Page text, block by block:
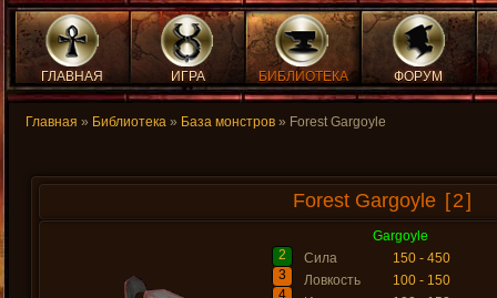
ГЛАВНАЯ ИГРА БИБЛИОТЕКА ФОРУМ
Главная » Библиотека » База монстров » Forest Gargoyle
Forest Gargoyle [2]
2
3
4
Gargoyle
Сила
150 - 450
Ловкость
100 - 150